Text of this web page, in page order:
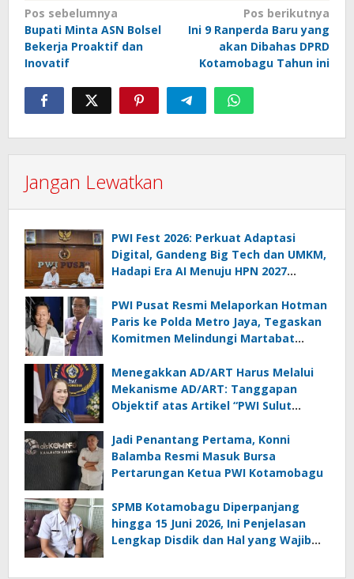
Navigasi
pos
Pos sebelumnya
Bupati Minta ASN Bolsel
Bekerja Proaktif dan
Inovatif
Pos berikutnya
Ini 9 Ranperda Baru yang
akan Dibahas DPRD
Kotamobagu Tahun ini
Jangan Lewatkan
PWI Fest 2026: Perkuat Adaptasi
Digital, Gandeng Big Tech dan UMKM,
Hadapi Era AI Menuju HPN 2027
PWI Pusat Resmi Melaporkan Hotman
Paris ke Polda Metro Jaya, Tegaskan
Komitmen Melindungi Martabat
Menegakkan AD/ART Harus Melalui
Mekanisme AD/ART: Tanggapan
Objektif atas Artikel “PWI Sulut
Melanggar Aturan”
Jadi Penantang Pertama, Konni
Balamba Resmi Masuk Bursa
Pertarungan Ketua PWI Kotamobagu
SPMB Kotamobagu Diperpanjang
hingga 15 Juni 2026, Ini Penjelasan
Lengkap Disdik dan Hal yang Wajib